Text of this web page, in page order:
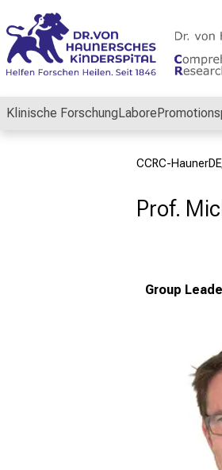
Klinische ForschungLabore
CCRC-HaunerDE
Prof.
Group